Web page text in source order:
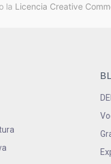
la Licencia Creative